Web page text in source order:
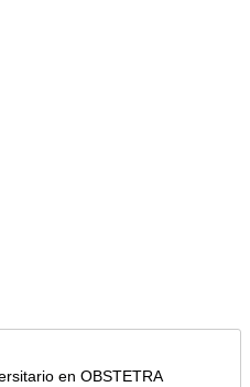
en OBSTETRA